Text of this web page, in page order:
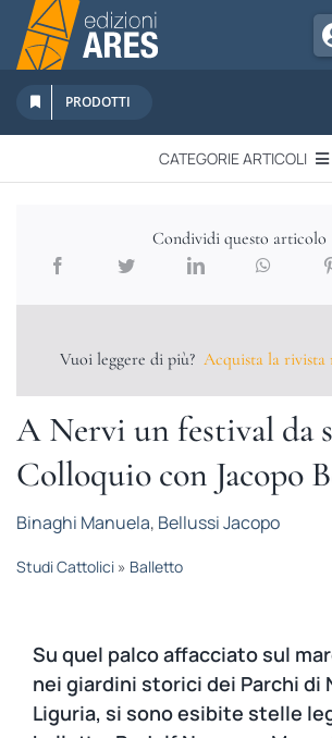
Salta
contenuto
Chi Siamo
Sostienici
Abbonamenti
Newsletter
Libri Ares
PRODOTTI
CATEGORIE ARTICOLI
QUADERNI
RECENSIONI
Condividi questo articolo
Vuoi leggere di più? Acquista la rivista
A Nervi un festival da
Colloquio con Jacopo
Binaghi Manuela, Bellussi Jacopo
Studi Cattolici» Balletto
Su quel palco affacciato sul
nei giardini storici dei Parchi di
Liguria, si sono esibite stelle